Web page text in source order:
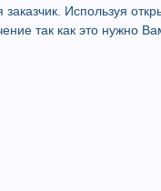
Используя
так как это нужно